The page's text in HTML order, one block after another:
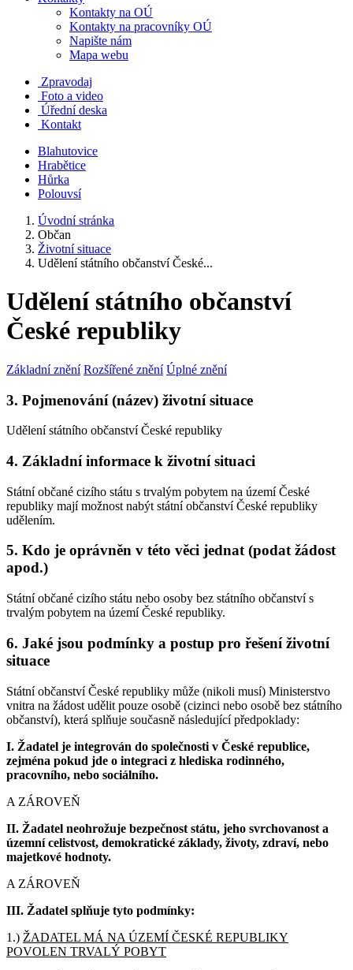
Kontakty na OÚ
Kontakty na pracovníky OÚ
Napište nám
Mapa webu
Zpravodaj
Foto a video
Úřední deska
Kontakt
Blahutovice
Hrabětice
Hůrka
Polouvsí
Úvodní stránka
Občan
Životní situace
Udělení státního občanství České...
Udělení státního občanství
České republiky
Základní znění Rozšířené znění Úplné znění
3. Pojmenování (název) životní situace
Udělení státního občanství České republiky
4. Základní informace k životní situaci
Státní občané cizího státu s trvalým pobytem na území České
republiky mají možnost nabýt státní občanství České republiky
udělením.
5. Kdo je oprávněn v této věci jednat (podat žádost
apod.)
Státní občané cizího státu nebo osoby bez státního občanství s
trvalým pobytem na území České republiky.
6. Jaké jsou podmínky a postup pro řešení životní
situace
Státní občanství České republiky může (nikoli musí) Ministerstvo
vnitra na žádost udělit pouze osobě (cizinci nebo osobě bez státního
občanství), která splňuje současně následující předpoklady:
I. Žadatel je integrován do společnosti v České republice,
zejména pokud jde o integraci z hlediska rodinného,
pracovního, nebo sociálního.
A ZÁROVEŇ
II. Žadatel neohrožuje bezpečnost státu, jeho svrchovanost a
územní celistvost, demokratické základy, životy, zdraví, nebo
majetkové hodnoty.
A ZÁROVEŇ
III. Žadatel splňuje tyto podmínky:
1.) ŽADATEL MÁ NA ÚZEMÍ ČESKÉ REPUBLIKY
POVOLEN TRVALÝ POBYT